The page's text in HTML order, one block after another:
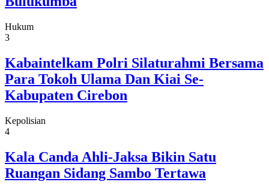
Hukum
3
Kabaintelkam Polri Silaturahmi Bersama
Para Tokoh Ulama Dan Kiai Se-
Kabupaten Cirebon
Kepolisian
4
Kala Canda Ahli-Jaksa Bikin Satu
Ruangan Sidang Sambo Tertawa